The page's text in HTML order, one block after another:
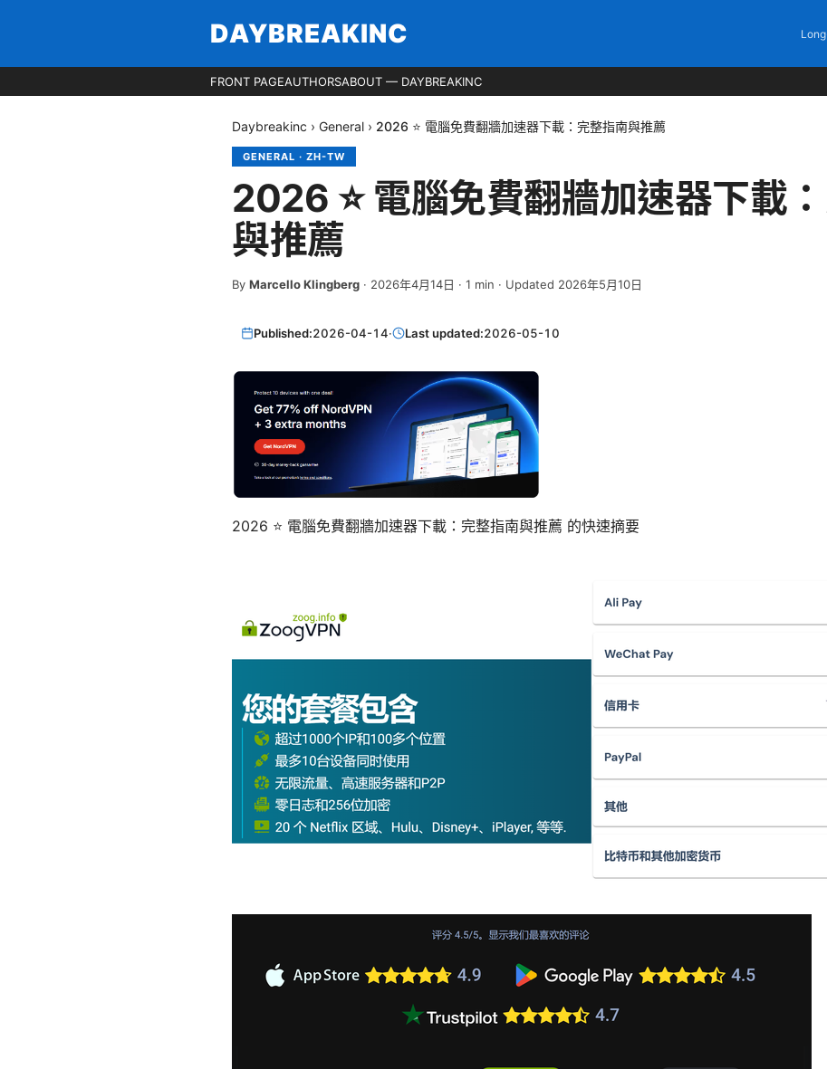
DAYBREAKINC
FRONT PAGEAUTHORSABOUT — DAYBREAKINC
Daybreakinc › General › 2026 ⭐ 電腦免費翻牆加速器下載：完整指南與推薦
GENERAL · ZH-TW
2026 ⭐ 電腦免費翻牆加速器下載
與推薦
By Marcello Klingberg · 2026年4月14日 · 1 min · Updated 2026年5月10日
Published:2026-04-14· Last updated:2026-05-10
2026 ⭐ 電腦免費翻牆加速器下載：完整指南與推薦 的快速摘要